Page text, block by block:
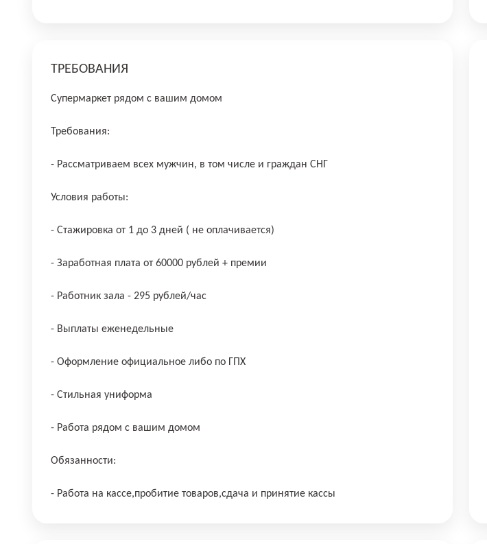
ТРЕБОВАНИЯ
Супермаркет рядом с вашим домом
Требования:
- Рассматриваем всех мужчин, в том числе и граждан СНГ
Условия работы:
- Стажировка от 1 до 3 дней ( не оплачивается)
- Заработная плата от 60000 рублей + премии
- Работник зала - 295 рублей/час
- Выплаты еженедельные
- Оформление официальное либо по ГПХ
- Стильная униформа
- Работа рядом с вашим домом
Обязанности:
- Работа на кассе,пробитие товаров,сдача и принятие кассы